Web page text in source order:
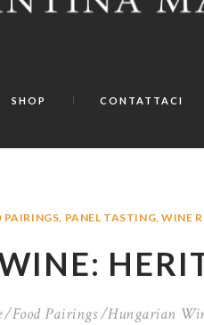
SHOP CONTATTACI
PAIRINGS PANEL TASTING ,WINE
Food Pairings Hungarian